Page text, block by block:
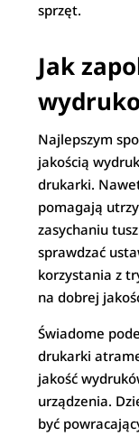
sprzęt.
Jak
Najlepszym
jakością
drukarki.
pomagają
zasychaniu
sprawdzać
korzystania z
na dobrej
Świadome
drukarki
jakość
urządzenia.
być